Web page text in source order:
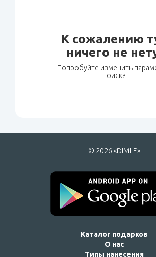
К сожалению
ничего не
Попробуйте изменить
поиска
© 2026 «DIMLE»
Каталог подарков
О нас
Типы нанесения